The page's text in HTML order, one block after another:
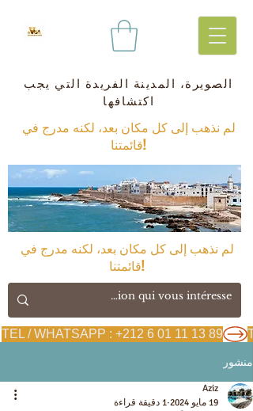
الصويرة، المدينة الفريدة التي يجب
اكتشافها
لم نذهب إلى كل مكان بعد، لكنه مدرج في
قائمتنا!
TEL / WHATSAPP : +212 6 01 11 13 89
لم نذهب إلى كل مكان بعد، لكنه مدرج في
قائمتنا!
منشور
Aziz
19 مايو 2024
1 دقيقة قراءة